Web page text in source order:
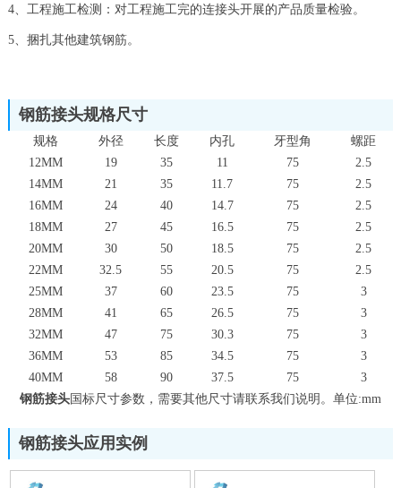
4、工程施工检测：对工程施工完的连接头开展的产品质量检验。
5、捆扎其他建筑钢筋。
钢筋接头规格尺寸
规格 外径 长度 内孔 牙型角
螺距
12MM
19 35 11 75
2.5
14MM
21 35 11.7 75
2.5
16MM
24 40 14.7 75
2.5
18MM
27 45 16.5 75
2.5
20MM
30 50 18.5 75
2.5
22MM
32.5 55 20.5 75
2.5
25MM
37 60 23.5 75
3
28MM
41 65 26.5 75
3
32MM
47 75 30.3 75
3
36MM
53 85 34.5 75
3
40MM
58 90 37.5 75
3
钢筋接头国标尺寸参数，需要其他尺寸请联系我们说明。单位:mm
钢筋接头应用实例